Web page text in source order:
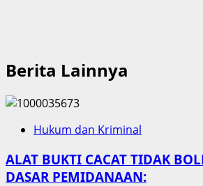
Berita Lainnya
Hukum dan Kriminal
ALAT BUKTI CACAT TIDAK
DASAR PEMIDANAAN: